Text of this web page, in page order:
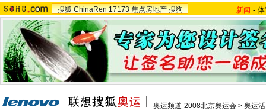
搜狐 ChinaRen 17173 焦点房地产 搜狗 新闻 -
奥运频道-2008北京奥运会 > 奥运